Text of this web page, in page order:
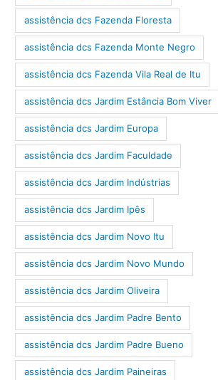
assistência dcs Fazenda Floresta
assistência dcs Fazenda Monte Negro
assistência dcs Fazenda Vila Real de Itu
assistência dcs Jardim Estância Bom Viver
assistência dcs Jardim Europa
assistência dcs Jardim Faculdade
assistência dcs Jardim Indústrias
assistência dcs Jardim Ipês
assistência dcs Jardim Novo Itu
assistência dcs Jardim Novo Mundo
assistência dcs Jardim Oliveira
assistência dcs Jardim Padre Bento
assistência dcs Jardim Padre Bueno
assistência dcs Jardim Paineiras